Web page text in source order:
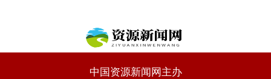
中国资源新闻网主办